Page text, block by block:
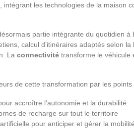
intégrant les technologies de la maison
partie intégrante du quotidien à
calcul d’itinéraires adaptés selon
La connectivité transforme le véhicule
de cette transformation par les points
accroître l’autonomie et la durabilité
de recharge sur tout le territoire
pour anticiper et gérer la mobilité